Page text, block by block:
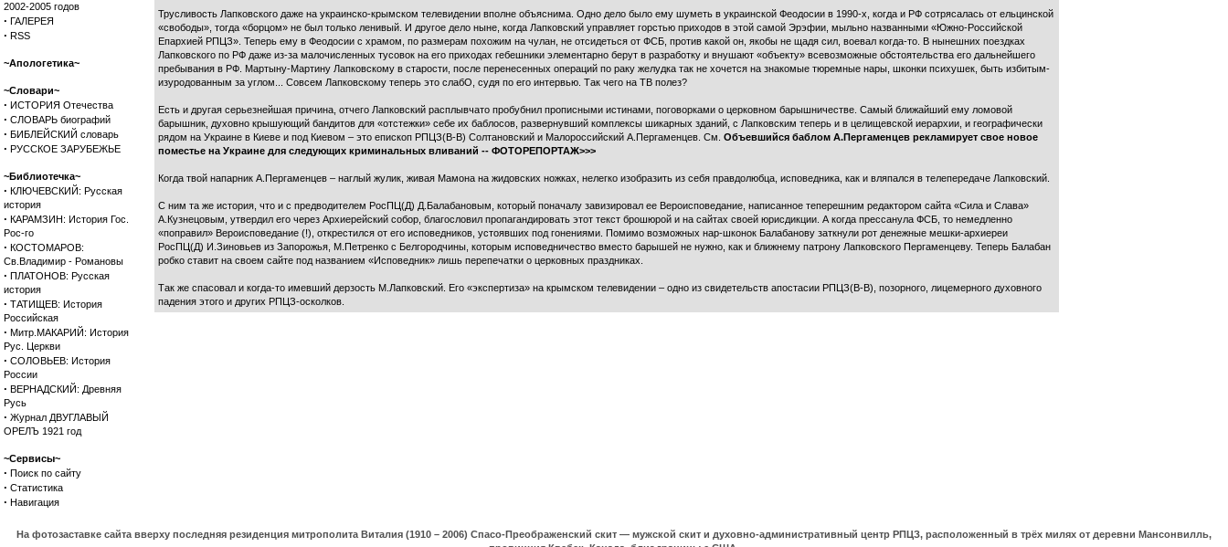
2002-2005 годов
· ГАЛЕРЕЯ
· RSS
~Апологетика~
~Словари~
· ИСТОРИЯ Отечества
· СЛОВАРЬ биографий
· БИБЛЕЙСКИЙ словарь
· РУССКОЕ ЗАРУБЕЖЬЕ
~Библиотечка~
· КЛЮЧЕВСКИЙ: Русская
история
· КАРАМЗИН: История Гос.
Рос-го
· КОСТОМАРОВ:
Св.Владимир - Романовы
· ПЛАТОНОВ: Русская
история
· ТАТИЩЕВ: История
Российская
· Митр.МАКАРИЙ: История
Рус. Церкви
· СОЛОВЬЕВ: История
России
· ВЕРНАДСКИЙ: Древняя
Русь
· Журнал ДВУГЛАВЫЙ
ОРЕЛЪ 1921 год
~Сервисы~
· Поиск по сайту
· Статистика
· Навигация
Трусливость Лапковского даже на украинско-крымском телевидении вполне объяснима. Одно дело было ему шуметь в украинской Феодосии в 1990-х, когда и РФ сотрясалась от ельцинской
«свободы», тогда «борцом» не был только ленивый. И другое дело ныне, когда Лапковский управляет горстью приходов в этой самой Эрэфии, мыльно названными «Южно-Российской
Епархией РПЦЗ». Теперь ему в Феодосии с храмом, по размерам похожим на чулан, не отсидеться от ФСБ, против какой он, якобы не щадя сил, воевал когда-то. В нынешних поездках
Лапковского по РФ даже из-за малочисленных тусовок на его приходах гебешники элементарно берут в разработку и внушают «объекту» всевозможные обстоятельства его дальнейшего
пребывания в РФ. Мартыну-Мартину Лапковскому в старости, после перенесенных операций по раку желудка так не хочется на знакомые тюремные нары, шконки психушек, быть избитым-
изуродованным за углом... Совсем Лапковскому теперь это слабО, судя по его интервью. Так чего на ТВ полез?
Есть и другая серьезнейшая причина, отчего Лапковский расплывчато пробубнил прописными истинами, поговорками о церковном барышничестве. Самый ближайший ему ломовой
барышник, духовно крышующий бандитов для «отстежки» себе их баблосов, развернувший комплексы шикарных зданий, с Лапковским теперь и в целищевской иерархии, и географически
рядом на Украине в Киеве и под Киевом – это епископ РПЦЗ(В-В) Солтановский и Малороссийский А.Пергаменцев. См. Объевшийся баблом А.Пергаменцев рекламирует свое новое
поместье на Украине для следующих криминальных вливаний -- ФОТОРЕПОРТАЖ>>>
Когда твой напарник А.Пергаменцев – наглый жулик, живая Мамона на жидовских ножках, нелегко изобразить из себя правдолюбца, исповедника, как и вляпался в телепередаче Лапковский.
С ним та же история, что и с предводителем РосПЦ(Д) Д.Балабановым, который поначалу завизировал ее Вероисповедание, написанное теперешним редактором сайта «Сила и Слава»
А.Кузнецовым, утвердил его через Архиерейский собор, благословил пропагандировать этот текст брошюрой и на сайтах своей юрисдикции. А когда прессанула ФСБ, то немедленно
«поправил» Вероисповедание (!), открестился от его исповедников, устоявших под гонениями. Помимо возможных нар-шконок Балабанову заткнули рот денежные мешки-архиереи
РосПЦ(Д) И.Зиновьев из Запорожья, М.Петренко с Белгородчины, которым исповедничество вместо барышей не нужно, как и ближнему патрону Лапковского Пергаменцеву. Теперь Балабан
робко ставит на своем сайте под названием «Исповедник» лишь перепечатки о церковных праздниках.
Так же спасовал и когда-то имевший дерзость М.Лапковский. Его «экспертиза» на крымском телевидении – одно из свидетельств апостасии РПЦЗ(В-В), позорного, лицемерного духовного
падения этого и других РПЦЗ-осколков.
На фотозаставке сайта вверху последняя резиденция митрополита Виталия (1910 – 2006) Спасо-Преображенский скит — мужской скит и духовно-административный центр РПЦЗ, расположенный в трёх милях от деревни Мансонвилль,